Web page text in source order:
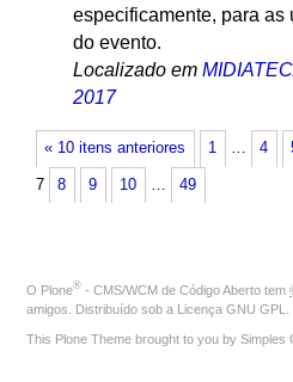
especificamente, para
do evento.
Localizado em
2017
« 10 itens anteriores 1 … 4
7 8 9 10 … 49
O Plone® - CMS/WCM de Código Aberto tem
amigos. Distribuído sob a Licença GNU GPL
This Plone Theme brought to you by Simples